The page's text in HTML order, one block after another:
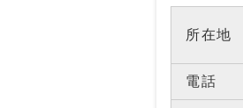
所在地
電話